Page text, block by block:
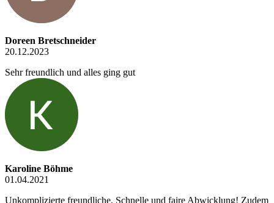
Doreen Bretschneider
20.12.2023
Sehr freundlich und alles ging gut
Karoline Böhme
01.04.2021
Unkomplizierte freundliche, Schnelle und faire Abwicklung! Zudem